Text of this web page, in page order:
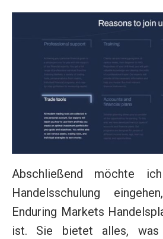
Abschließend möchte
Handelsschulung
Enduring Markets
ist. Sie bietet alles,